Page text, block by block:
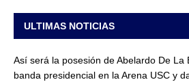
ULTIMAS NOTICIAS
Así será la posesión de Abelardo De La
banda presidencial en la Arena USC y